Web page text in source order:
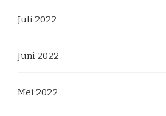
Juli 2022
Juni 2022
Mei 2022